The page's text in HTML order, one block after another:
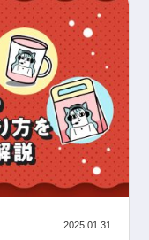
2025.01.31